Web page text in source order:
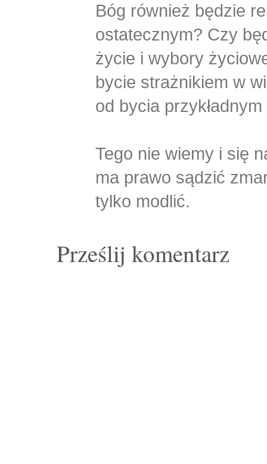
Bóg również będzie
ostatecznym? Czy
życie i wybory
bycie strażnikiem w
od bycia
Tego nie wiemy i się
ma prawo sądzić
tylko modlić.
Prześlij komentarz